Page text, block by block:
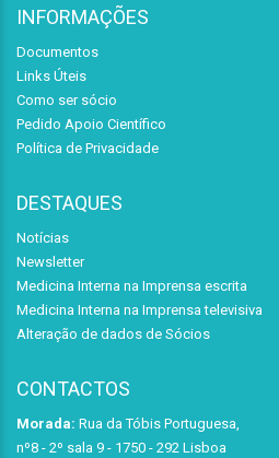
INFORMAÇÕES
Documentos
Links Úteis
Como ser sócio
Pedido Apoio Científico
Política de Privacidade
DESTAQUES
Notícias
Newsletter
Medicina Interna na Imprensa escrita
Medicina Interna na Imprensa televisiva
Alteração de dados de Sócios
CONTACTOS
Morada: Rua da Tóbis Portuguesa,
nº8 - 2º sala 9 - 1750 - 292 Lisboa